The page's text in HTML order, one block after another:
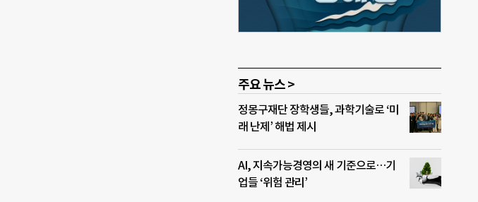
주요 뉴스 >
정몽구재단 장학생들, 과학기술로 ‘미
래 난제’ 해법 제시
AI, 지속가능경영의 새 기준으로…기
업들 ‘위험 관리’